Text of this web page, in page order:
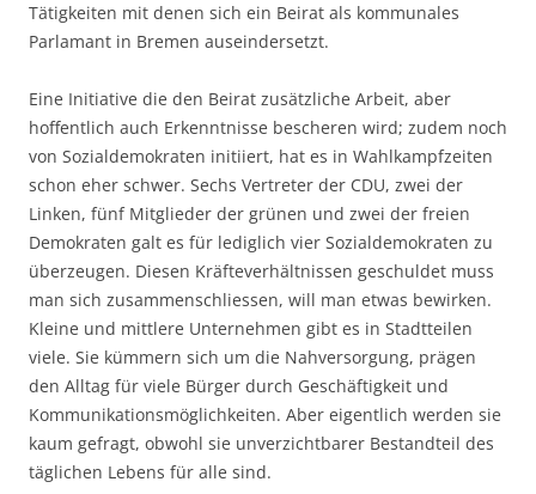
Tätigkeiten mit denen sich ein Beirat als kommunales
Parlamant in Bremen auseindersetzt.
Eine Initiative die den Beirat zusätzliche Arbeit, aber
hoffentlich auch Erkenntnisse bescheren wird; zudem noch
von Sozialdemokraten initiiert, hat es in Wahlkampfzeiten
schon eher schwer. Sechs Vertreter der CDU, zwei der
Linken, fünf Mitglieder der grünen und zwei der freien
Demokraten galt es für lediglich vier Sozialdemokraten zu
überzeugen. Diesen Kräfteverhältnissen geschuldet muss
man sich zusammenschliessen, will man etwas bewirken.
Kleine und mittlere Unternehmen gibt es in Stadtteilen
viele. Sie kümmern sich um die Nahversorgung, prägen
den Alltag für viele Bürger durch Geschäftigkeit und
Kommunikationsmöglichkeiten. Aber eigentlich werden sie
kaum gefragt, obwohl sie unverzichtbarer Bestandteil des
täglichen Lebens für alle sind.